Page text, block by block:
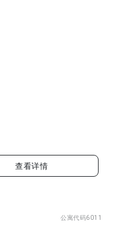
查看详情
公寓代码6011